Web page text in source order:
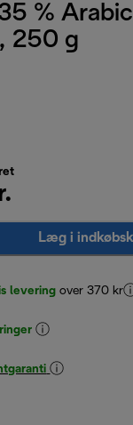
%
250 g
Læg i
levering over 370 kr